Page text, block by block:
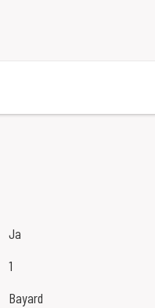
Ja
1
Bayard